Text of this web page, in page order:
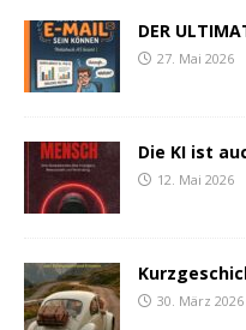
DER
27. Mai 2026
Die KI ist
12. Mai 2026
30. März 2026